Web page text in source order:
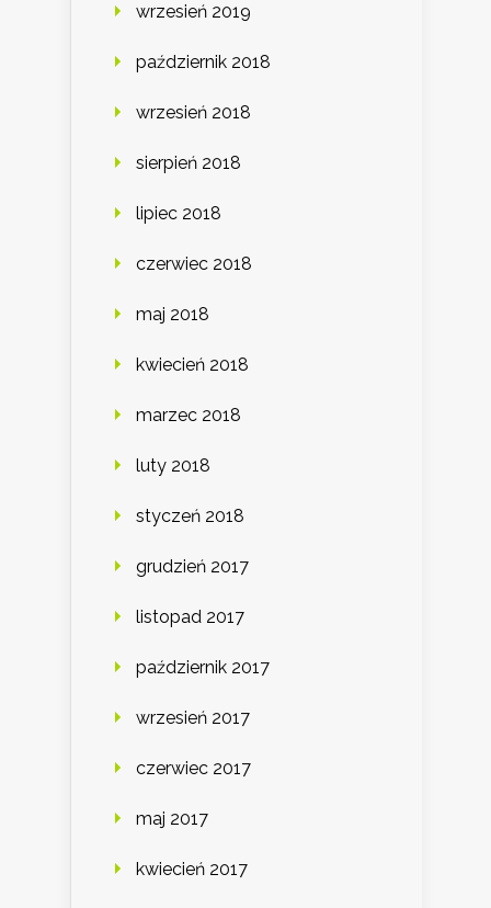
wrzesień 2019
październik 2018
wrzesień 2018
sierpień 2018
lipiec 2018
czerwiec 2018
maj 2018
kwiecień 2018
marzec 2018
luty 2018
styczeń 2018
grudzień 2017
listopad 2017
październik 2017
wrzesień 2017
czerwiec 2017
maj 2017
kwiecień 2017